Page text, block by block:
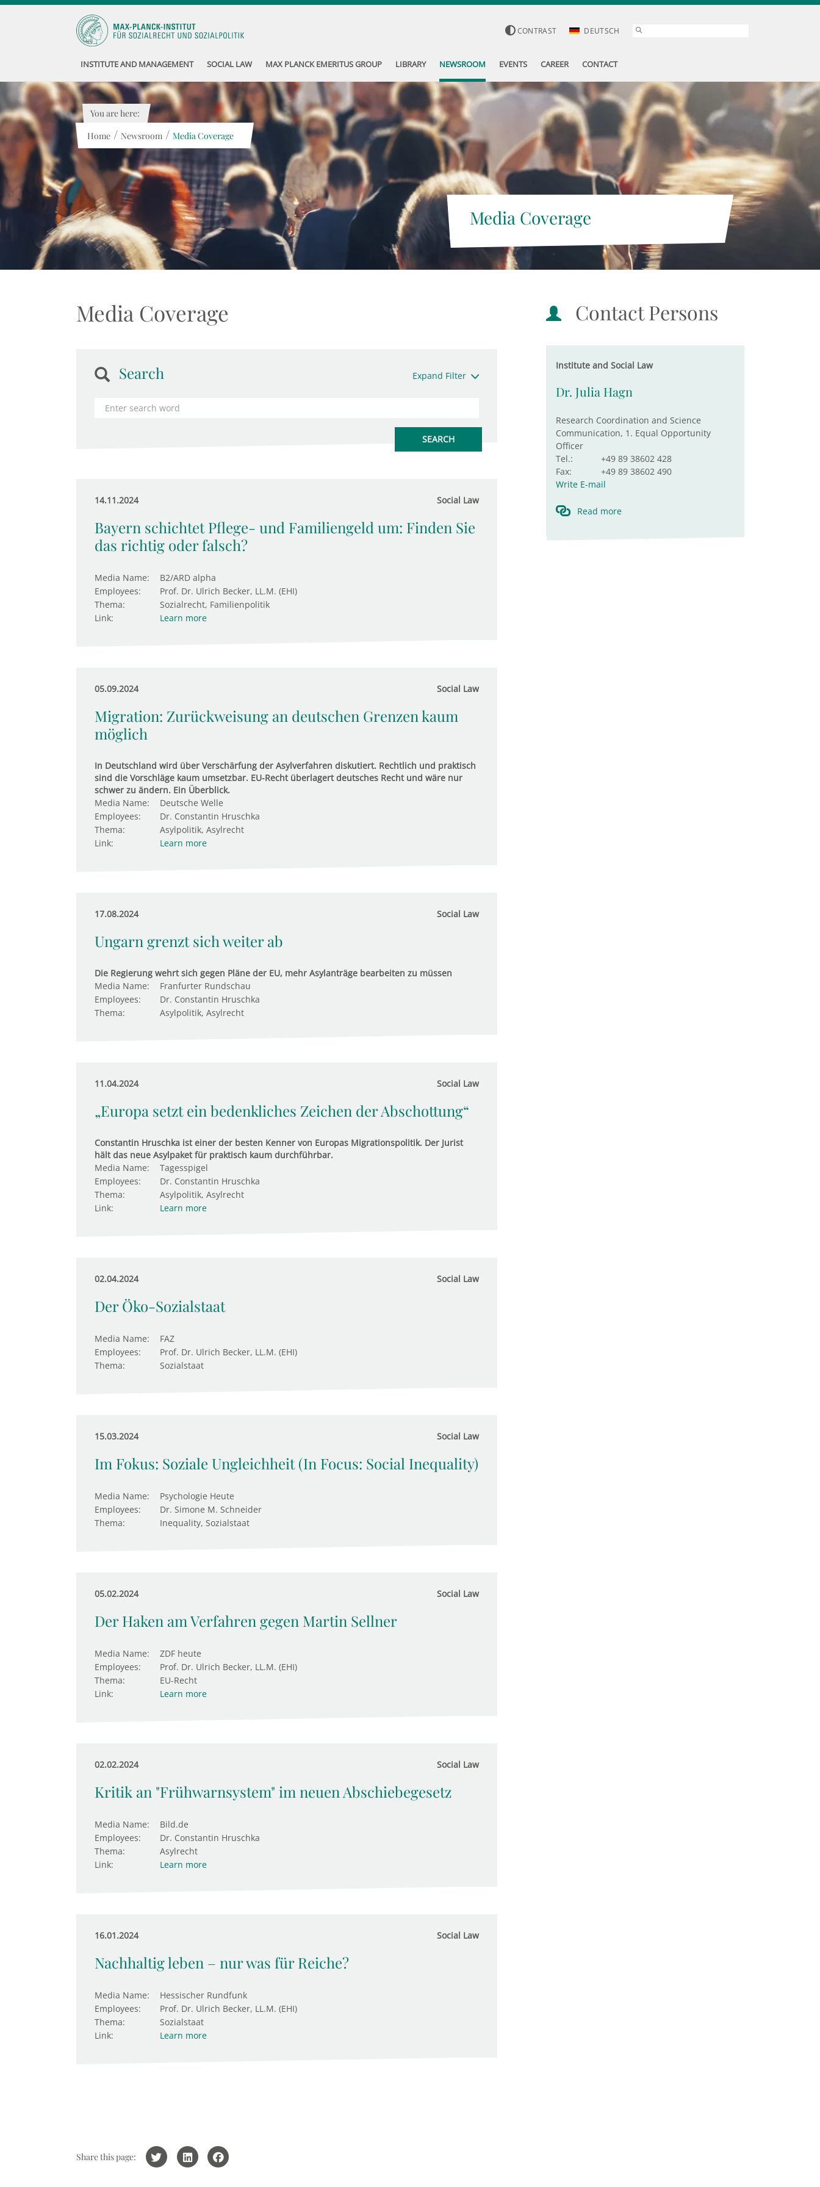
CONTRAST DEUTSCH
INSTITUTE AND MANAGEMENT SOCIAL LAW MAX PLANCK EMERITUS GROUP LIBRARY NEWSROOM EVENTS CAREER CONTACT
Media Coverage
You are here:
Home / Newsroom / Media Coverage
Media Coverage
Search Expand Filter
14.11.2024 Social Law
Bayern schichtet Pflege- und Familiengeld um: Finden Sie
das richtig oder falsch?
Media Name:
B2/ARD alpha
Employees:
Prof. Dr. Ulrich Becker, LL.M. (EHI)
Thema:
Sozialrecht, Familienpolitik
Link:
Learn more
05.09.2024 Social Law
Migration: Zurückweisung an deutschen Grenzen kaum
möglich
In Deutschland wird über Verschärfung der Asylverfahren diskutiert. Rechtlich und praktisch
sind die Vorschläge kaum umsetzbar. EU-Recht überlagert deutsches Recht und wäre nur
schwer zu ändern. Ein Überblick.
Media Name:
Deutsche Welle
Employees:
Dr. Constantin Hruschka
Thema:
Asylpolitik, Asylrecht
Link:
Learn more
17.08.2024 Social Law
Ungarn grenzt sich weiter ab
Die Regierung wehrt sich gegen Pläne der EU, mehr Asylanträge bearbeiten zu müssen
Media Name:
Franfurter Rundschau
Employees:
Dr. Constantin Hruschka
Thema:
Asylpolitik, Asylrecht
11.04.2024 Social Law
„Europa setzt ein bedenkliches Zeichen der Abschottung“
Constantin Hruschka ist einer der besten Kenner von Europas Migrationspolitik. Der Jurist
hält das neue Asylpaket für praktisch kaum durchführbar.
Media Name:
Tagesspigel
Employees:
Dr. Constantin Hruschka
Thema:
Asylpolitik, Asylrecht
Link:
Learn more
02.04.2024 Social Law
Der Öko-Sozialstaat
Media Name:
FAZ
Employees:
Prof. Dr. Ulrich Becker, LL.M. (EHI)
Thema:
Sozialstaat
15.03.2024 Social Law
Im Fokus: Soziale Ungleichheit (In Focus: Social Inequality)
Media Name:
Psychologie Heute
Employees:
Dr. Simone M. Schneider
Thema:
Inequality, Sozialstaat
05.02.2024 Social Law
Der Haken am Verfahren gegen Martin Sellner
Media Name:
ZDF heute
Employees:
Prof. Dr. Ulrich Becker, LL.M. (EHI)
Thema:
EU-Recht
Link:
Learn more
02.02.2024 Social Law
Kritik an "Frühwarnsystem" im neuen Abschiebegesetz
Media Name:
Bild.de
Employees:
Dr. Constantin Hruschka
Thema:
Asylrecht
Link:
Learn more
16.01.2024 Social Law
Nachhaltig leben – nur was für Reiche?
Media Name:
Hessischer Rundfunk
Employees:
Prof. Dr. Ulrich Becker, LL.M. (EHI)
Thema:
Sozialstaat
Link:
Learn more
Contact Persons
Institute and Social Law
Dr. Julia Hagn
Research Coordination and Science
Communication, 1. Equal Opportunity
Officer
Tel.:
+49 89 38602 428
Fax:
+49 89 38602 490
Write E-mail
Read more
Share this page: